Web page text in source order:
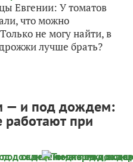
Евгении: У томатов
что можно
не могу найти, в
лучше брать?
— и под дождем:
при